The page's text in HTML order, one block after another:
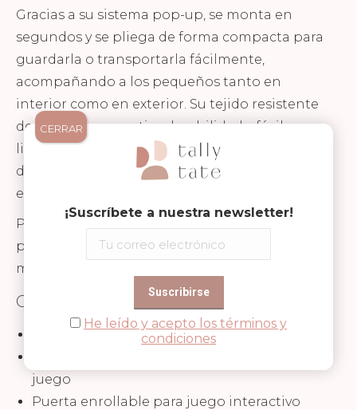
Gracias a su sistema pop-up, se monta en
segundos y se pliega de forma compacta para
guardarla o transportarla fácilmente,
acompañando a los pequeños tanto en
interior como en exterior. Su tejido resistente
de poliéster garantiza durabilidad y fácil
limpieza, mientras que su bonito estampado
de estilo vintage aporta un toque decorativo
encantador.
Puede combinarse con los túneles de juego
para crear un espacio de juego aún más
mágico.
CARACTERÍSTICAS:
Tienda de juego pop-up infantil
juego
Puerta enrollable para juego interactivo
¡Suscríbete a nuestra newsletter!
He leído y acepto los términos y
condiciones
CERRAR